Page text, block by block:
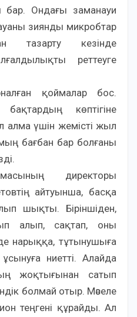
бар. Ондағы заманауи
зиянды микробтар
тазарту кезінде
реттеуге
қоймалар бос.
көптігіне
алма үшін жемісті жыл
бағбан бар болғаны
директоры
айтуынша, басқа
шықты. Біріншіден,
алып, сақтап, оны
нарыққа, тұтынушыға
ниетті. Алайда
жоқтығынан сатып
болмай отыр. Мәселе
теңгені құрайды. Ал